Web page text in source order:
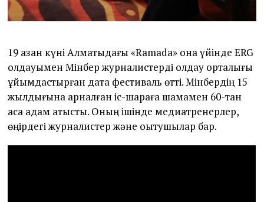
19 қазан күні Алматыдағы «Ramada» қонақ үйінде ERG
қолдауымен Мінбер журналистерді қолдау орталығы
ұйымдастырған дата фестиваль өтті. Мінбердің 15
жылдығына арналған іс-шараға шамамен 60-тан
аса адам қатысты. Оның ішінде медиатренерлер,
өңірдегі журналистер және оқытушылар бар.